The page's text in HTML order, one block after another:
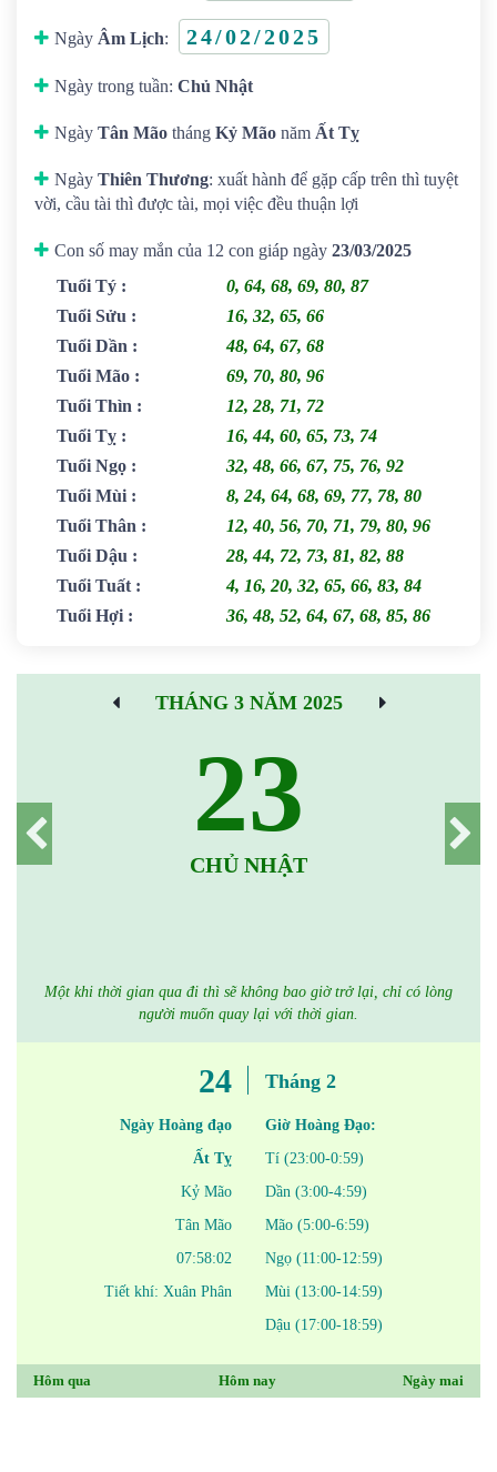
Ngày Âm Lịch: 24/02/2025
Ngày trong tuần: Chủ Nhật
Ngày Tân Mão tháng Kỷ Mão năm Ất Tỵ
Ngày Thiên Thương: xuất hành để gặp cấp trên thì tuyệt
vời, cầu tài thì được tài, mọi việc đều thuận lợi
Con số may mắn của 12 con giáp ngày 23/03/2025
Tuổi Tý :
0, 64, 68, 69, 80, 87
Tuổi Sửu :
16, 32, 65, 66
Tuổi Dần :
48, 64, 67, 68
Tuổi Mão :
69, 70, 80, 96
Tuổi Thìn :
12, 28, 71, 72
Tuổi Tỵ :
16, 44, 60, 65, 73, 74
Tuổi Ngọ :
32, 48, 66, 67, 75, 76, 92
Tuổi Mùi :
8, 24, 64, 68, 69, 77, 78, 80
Tuổi Thân :
12, 40, 56, 70, 71, 79, 80, 96
Tuổi Dậu :
28, 44, 72, 73, 81, 82, 88
Tuổi Tuất :
4, 16, 20, 32, 65, 66, 83, 84
Tuổi Hợi : 36, 48, 52, 64, 67, 68, 85, 86
THÁNG 3 NĂM 2025
23
CHỦ NHẬT
Một khi thời gian qua đi thì sẽ không bao giờ trở lại, chỉ có lòng
người muốn quay lại với thời gian.
24
Ngày Hoàng đạo
Ất Tỵ
Kỷ Mão
Tân Mão
07:58:02
Tiết khí: Xuân Phân
Tháng 2
Giờ Hoàng Đạo:
Tí (23:00-0:59)
Dần (3:00-4:59)
Mão (5:00-6:59)
Ngọ (11:00-12:59)
Mùi (13:00-14:59)
Dậu (17:00-18:59)
Hôm qua Hôm nay Ngày mai